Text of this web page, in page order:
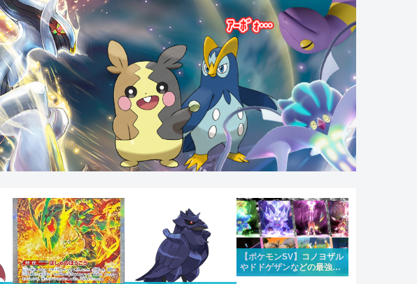
【ポケモンSV】コノヨザル
やドドゲザンなどの最強レ
イドが4週連続で開催！合